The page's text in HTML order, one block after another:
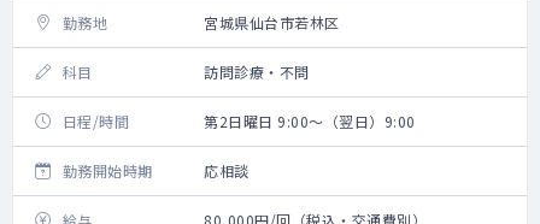
勤務地 宮城県仙台市若林区
科目 訪問診療・不問
日程/時間 第2日曜日 9:00～（翌日）9:00
勤務開始時期 応相談
給与 80,000円/回（税込・交通費別）